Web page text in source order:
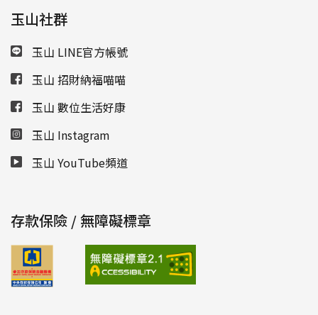
玉山社群
玉山 LINE官方帳號
玉山 招財納福喵喵
玉山 數位生活好康
玉山 Instagram
玉山 YouTube頻道
存款保險 / 無障礙標章